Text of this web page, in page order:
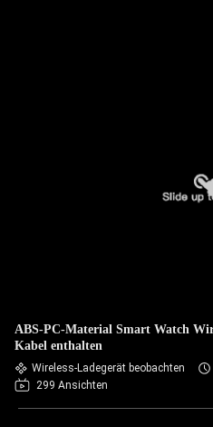
ABS-PC-Material Smart Watch
Kabel enthalten
Wireless-Ladegerät beobachten
299 Ansichten